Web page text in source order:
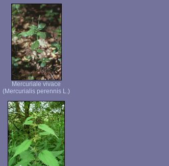
Mercuriale vivace
(Mercurialis perennis L.)